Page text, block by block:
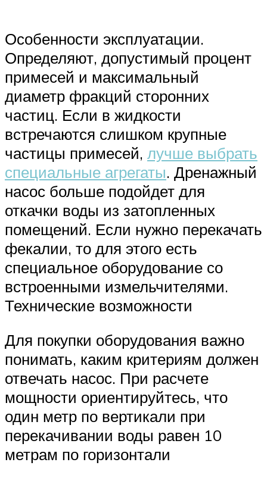
Особенности эксплуатации.
Определяют, допустимый процент
примесей и максимальный
диаметр фракций сторонних
частиц. Если в жидкости
встречаются слишком крупные
частицы примесей, лучше выбрать
специальные агрегаты. Дренажный
насос больше подойдет для
откачки воды из затопленных
помещений. Если нужно перекачать
фекалии, то для этого есть
специальное оборудование со
встроенными измельчителями.
Технические возможности
Для покупки оборудования важно
понимать, каким критериям должен
отвечать насос. При расчете
мощности ориентируйтесь, что
один метр по вертикали при
перекачивании воды равен 10
метрам по горизонтали